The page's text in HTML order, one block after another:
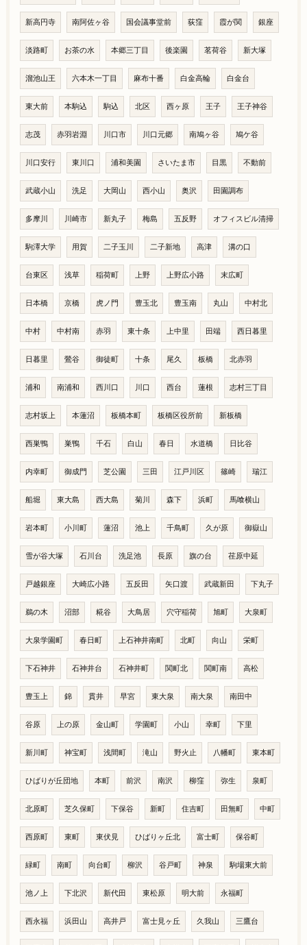
新高円寺 南阿佐ヶ谷 国会議事堂前 荻窪 霞が関 銀座
淡路町 お茶の水 本郷三丁目 後楽園 茗荷谷 新大塚
溜池山王 六本木一丁目 麻布十番 白金高輪 白金台
東大前 本駒込 駒込 北区 西ヶ原 王子 王子神谷
志茂 赤羽岩淵 川口市 川口元郷 南鳩ヶ谷 鳩ケ谷
川口安行 東川口 浦和美園 さいたま市 目黒 不動前
武蔵小山 洗足 大岡山 西小山 奥沢 田園調布
多摩川 川崎市 新丸子 梅島 五反野 オフィスビル清掃
駒澤大学 用賀 二子玉川 二子新地 高津 溝の口
台東区 浅草 稲荷町 上野 上野広小路 末広町
日本橋 京橋 虎ノ門 豊玉北 豊玉南 丸山 中村北
中村 中村南 赤羽 東十条 上中里 田端 西日暮里
日暮里 鶯谷 御徒町 十条 尾久 板橋 北赤羽
浦和 南浦和 西川口 川口 西台 蓮根 志村三丁目
志村坂上 本蓮沼 板橋本町 板橋区役所前 新板橋
西巣鴨 巣鴨 千石 白山 春日 水道橋 日比谷
内幸町 御成門 芝公園 三田 江戸川区 篠崎 瑞江
船堀 東大島 西大島 菊川 森下 浜町 馬喰横山
岩本町 小川町 蓮沼 池上 千鳥町 久が原 御嶽山
雪が谷大塚 石川台 洗足池 長原 旗の台 荏原中延
戸越銀座 大崎広小路 五反田 矢口渡 武蔵新田 下丸子
鵜の木 沼部 糀谷 大鳥居 穴守稲荷 旭町 大泉町
大泉学園町 春日町 上石神井南町 北町 向山 栄町
下石神井 石神井台 石神井町 関町北 関町南 高松
豊玉上 錦 貫井 早宮 東大泉 南大泉 南田中
谷原 上の原 金山町 学園町 小山 幸町 下里
新川町 神宝町 浅間町 滝山 野火止 八幡町 東本町
ひばりが丘団地 本町 前沢 南沢 柳窪 弥生 泉町
北原町 芝久保町 下保谷 新町 住吉町 田無町 中町
西原町 東町 東伏見 ひばりヶ丘北 富士町 保谷町
緑町 南町 向台町 柳沢 谷戸町 神泉 駒場東大前
池ノ上 下北沢 新代田 東松原 明大前 永福町
西永福 浜田山 高井戸 富士見ヶ丘 久我山 三鷹台